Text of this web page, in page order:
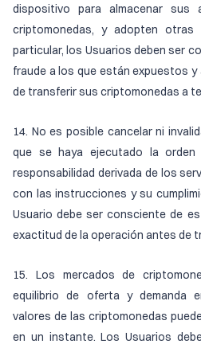
dispositivo para almacenar sus
criptomonedas, y adopten otras
particular, los Usuarios deben ser
fraude a los que están expuestos
de transferir sus criptomonedas a
14. No es posible cancelar ni
que se haya ejecutado la
responsabilidad derivada de los
con las instrucciones y su
Usuario debe ser consciente de
exactitud de la operación antes de
15. Los mercados de
equilibrio de oferta y demanda
valores de las criptomonedas
en un instante. Los Usuarios